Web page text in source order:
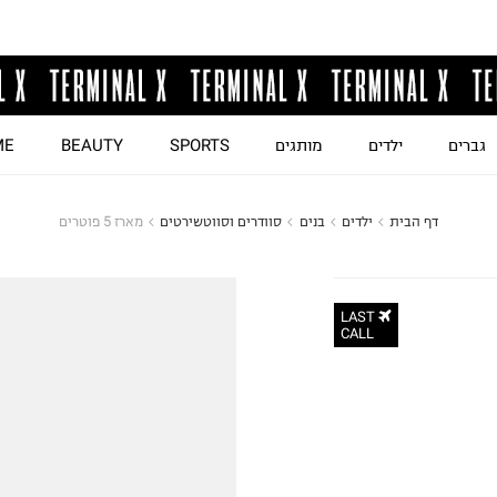
גברים ילדים מותגים SPORTS
BEAUTY
דף הבית ילדים בנים סוודרים וסווטשירטים מארז 5 פוטרים
LAST
CALL